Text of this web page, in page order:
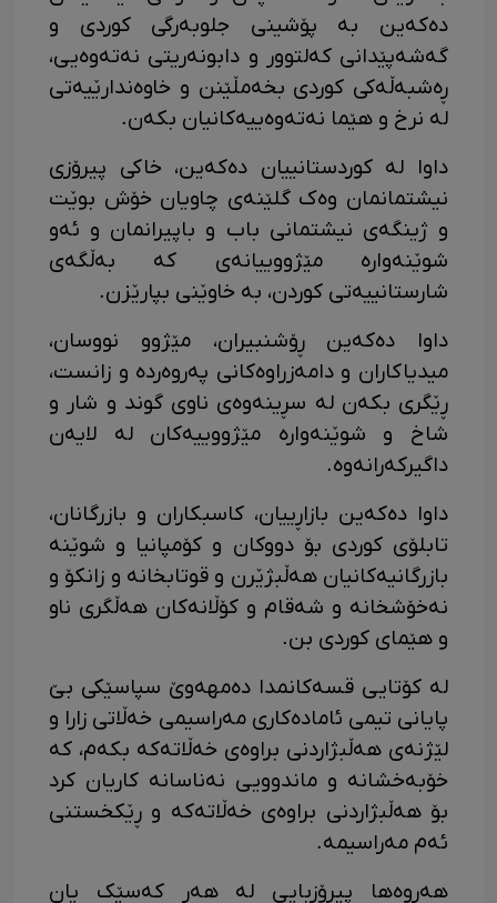
دەکەین بە پۆشینی جلوبەرگی کوردی و
گەشەپێدانی کەلتوور و دابونەریتی نەتەوەیی،
ڕەشبەڵەکی کوردی بخەمڵێنن و خاوەندارێیەتی
لە نرخ و هێما نەتەوەییەکانیان بکەن.
داوا لە کوردستانییان دەکەین، خاکی پیرۆزی
نیشتمانمان وەک گلێنەی چاویان خۆش بوێت
و ژینگەی نیشتمانی باب و باپیرانمان و ئەو
شوێنەوارە مێژووییانەی کە بەڵگەی
شارستانییەتی کوردن، بە خاوێنی بپارێزن.
‎داوا دەکەین ڕۆشنبیران، مێژوو نووسان،
میدیاکاران و دامەزراوەکانی پەروەردە و زانست،
ڕێگری بکەن لە سڕینەوەی ناوی گوند و شار و
شاخ و شوێنەوارە مێژووییەکان لە لایەن
داگیرکەرانەوە.
‎داوا دەکەین بازاڕییان، کاسبکاران و بازرگانان،
تابلۆی کوردی بۆ دووکان و کۆمپانیا و شوێنە
بازرگانیەکانیان هەڵبژێرن و قوتابخانە و زانکۆ و
نەخۆشخانە و شەقام و کۆڵانەکان هەڵگری ناو
و هێمای کوردی بن.
‎لە کۆتایی قسەکانمدا دەمهەوێ سپاسێکی بێ
پایانی تیمی ئامادەکاری مەراسیمی خەڵاتی زارا و
لێژنەی هەڵبژاردنی براوەی خەڵاتەکە بکەم، کە
خۆبەخشانە و ماندوویی نەناسانە کاریان کرد
بۆ هەڵبژاردنی براوەی خەڵاتەکە و ڕێکخستنی
ئەم مەراسیمە.
هەروەها پیرۆزبایی لە هەر کەسێک یان